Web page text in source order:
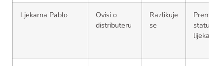
Ljekarna Pablo
Ovisi o
distributeru
Razlikuje
se
Prema
statusu
lijeka